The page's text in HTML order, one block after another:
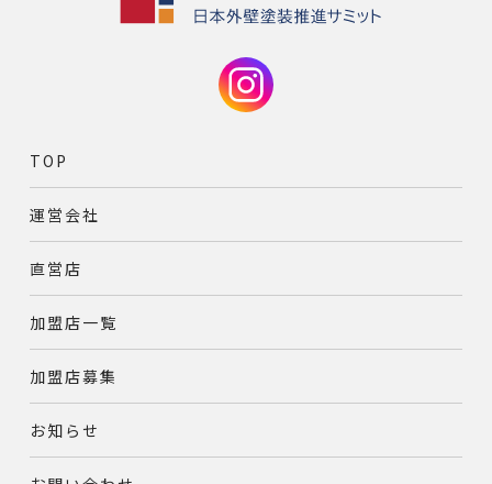
TOP
運営会社
直営店
加盟店一覧
加盟店募集
お知らせ